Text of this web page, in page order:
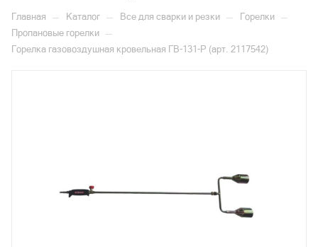
Главная — Каталог — Все для сварки и резки — Горелки —
Пропановые горелки —
Горелка газовоздушная кровельная ГВ-131-Р (арт. 2117542)